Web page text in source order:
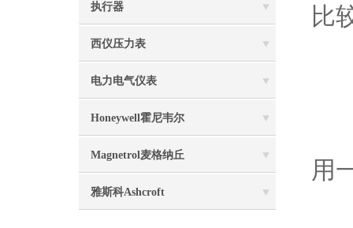
执行器
西仪压力表
电力电气仪表
Honeywell霍尼韦尔
Magnetrol麦格纳丘
雅斯科Ashcroft
比
用